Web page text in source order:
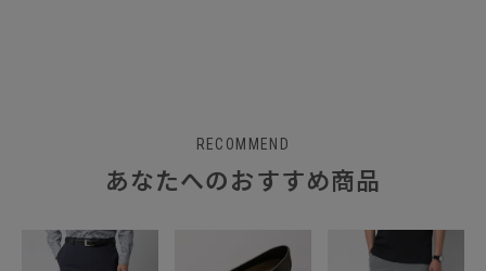
RECOMMEND
あなたへのおすすめ商品